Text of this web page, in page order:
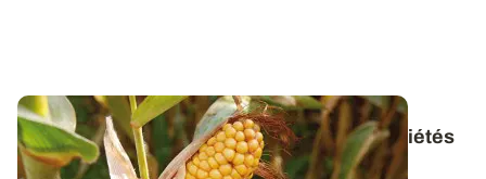
Maïs grain : les résultats complets des variétés
expérimentées en 2025